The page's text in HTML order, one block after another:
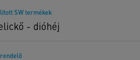
SW termékek
- dióhéj